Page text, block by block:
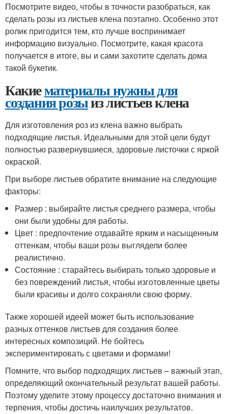
Посмотрите видео, чтобы в точности разобраться, как
сделать розы из листьев клена поэтапно. Особенно этот
ролик пригодится тем, кто лучше воспринимает
информацию визуально. Посмотрите, какая красота
получается в итоге, вы и сами захотите сделать дома
такой букетик.
Какиематериалы нужны для
создания розыиз листьев клена
Для изготовления роз из клена важно выбрать
подходящие листья. Идеальными для этой цели будут
полностью развернувшиеся, здоровые листочки с яркой
окраской.
При выборе листьев обратите внимание на следующие
факторы:
Размер : выбирайте листья среднего размера, чтобы
они были удобны для работы.
Цвет : предпочтение отдавайте ярким и насыщенным
оттенкам, чтобы ваши розы выглядели более
реалистично.
Состояние : старайтесь выбирать только здоровые и
без повреждений листья, чтобы изготовленные цветы
были красивы и долго сохраняли свою форму.
Также хорошей идеей может быть использование
разных оттенков листьев для создания более
интересных композиций. Не бойтесь
экспериментировать с цветами и формами!
Помните, что выбор подходящих листьев – важный этап,
определяющий окончательный результат вашей работы.
Поэтому уделите этому процессу достаточно внимания и
терпения, чтобы достичь наилучших результатов.